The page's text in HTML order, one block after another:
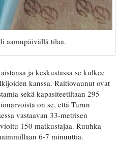
aamupäivällä tilaa.
ja keskustassa se kulkee
kanssa. Raitiovaunut ovat
sekä kapasiteetiltaan 295
on se, että Turun
vastaavan 33-metrisen
150 matkustajaa. Ruuhka-
6-7 minuuttia.